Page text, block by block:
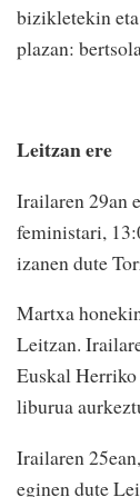
bizikletekin
plazan:
Leitzan ere
Irailaren 29an
feministari,
izanen dute
Martxa
Leitzan.
Euskal
liburua
Irailaren
eginen dute